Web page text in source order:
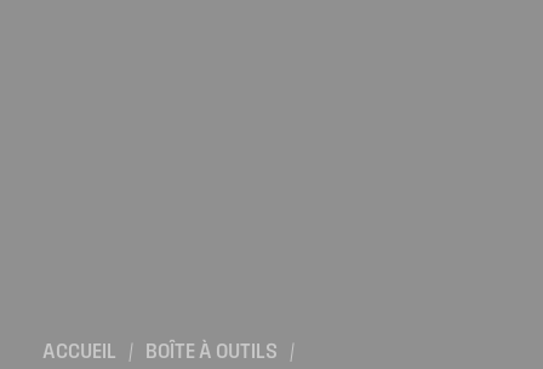
Location de salles
ACCUEIL / BOÎTE À OUTILS
/